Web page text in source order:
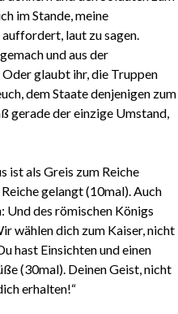
im Stande, meine
laut zu sagen.
und aus der
glaubt ihr, die Truppen
dem Staate denjenigen zum
gerade der einzige Umstand,
ist als Greis zum Reiche
gelangt (10mal). Auch
Und des römischen Königs
wählen dich zum Kaiser, nicht
hast Einsichten und einen
(30mal). Deinen Geist, nicht
erhalten!“